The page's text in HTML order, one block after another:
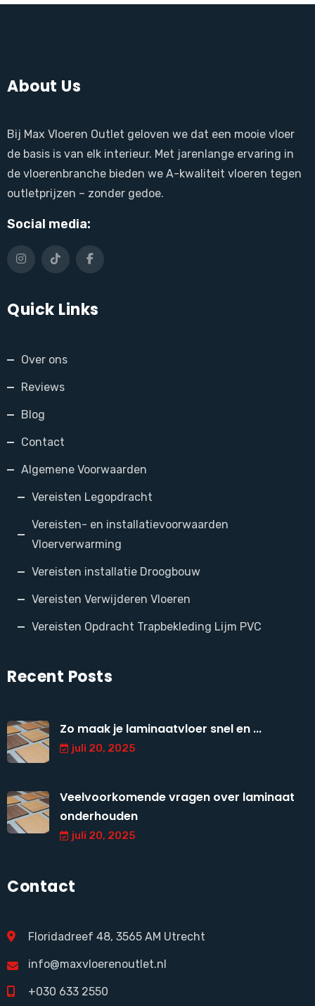
About Us
Bij Max Vloeren Outlet geloven we dat een mooie vloer
de basis is van elk interieur. Met jarenlange ervaring in
de vloerenbranche bieden we A-kwaliteit vloeren tegen
outletprijzen – zonder gedoe.
Social media:
Quick Links
Over ons
Reviews
Blog
Contact
Algemene Voorwaarden
Vereisten Legopdracht
Vereisten- en installatievoorwaarden
Vloerverwarming
Vereisten installatie Droogbouw
Vereisten Verwijderen Vloeren
Vereisten Opdracht Trapbekleding Lijm PVC
Recent Posts
Zo maak je laminaatvloer snel en ...
juli 20, 2025
Veelvoorkomende vragen over laminaat
onderhouden
juli 20, 2025
Contact
Floridadreef 48, 3565 AM Utrecht
info@maxvloerenoutlet.nl
+030 633 2550